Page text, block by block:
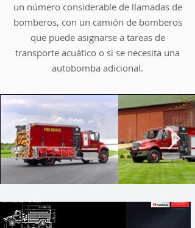
un número considerable de llamadas de
bomberos, con un camión de bomberos
que puede asignarse a tareas de
transporte acuático o si se necesita una
autobomba adicional.